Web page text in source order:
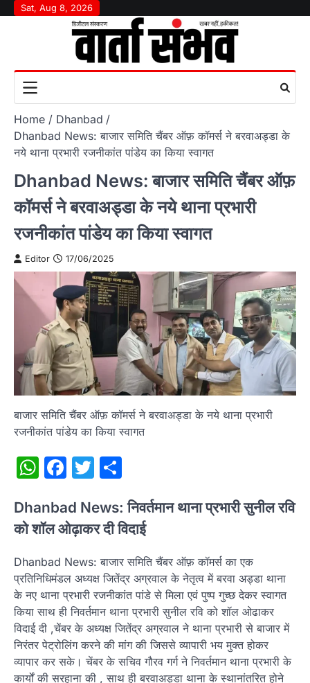
SkipSat, Aug 8, 2026
Home
Dhanbad
Dhanbad News: बाजार समिति चैंबर ऑफ़ कॉमर्स ने बरवाअड्डा के
नये थाना प्रभारी रजनीकांत पांडेय का किया स्वागत
Dhanbad News: बाजार समिति चैंबर ऑफ़
कॉमर्स ने बरवाअड्डा के नये थाना प्रभारी
रजनीकांत पांडेय का किया स्वागत
Editor 17/06/2025
बाजार समिति चैंबर ऑफ़ कॉमर्स ने बरवाअड्डा के नये थाना प्रभारी
रजनीकांत पांडेय का किया स्वागत
WhatsApp
Facebook
Twitter
Dhanbad News: निवर्तमान थाना प्रभारी सुनील रवि
को शॉल ओढ़ाकर दी विदाई
Dhanbad News: बाजार समिति चैंबर ऑफ़ कॉमर्स का एक
प्रतिनिधिमंडल अध्यक्ष जितेंद्र अग्रवाल के नेतृत्व में बरवा अड्डा थाना
के नए थाना प्रभारी रजनीकांत पांडे से मिला एवं पुष्प गुच्छ देकर स्वागत
किया साथ ही निवर्तमान थाना प्रभारी सुनील रवि को शॉल ओढाकर
विदाई दी ,चेंबर के अध्यक्ष जितेंद्र अग्रवाल ने थाना प्रभारी से बाजार में
निरंतर पेट्रोलिंग करने की मांग की जिससे व्यापारी भय मुक्त होकर
व्यापार कर सके। चेंबर के सचिव गौरव गर्ग ने निवर्तमान थाना प्रभारी के
कार्यों की सरहाना की , साथ ही बरवाअड्डा थाना के स्थानांतरित होने